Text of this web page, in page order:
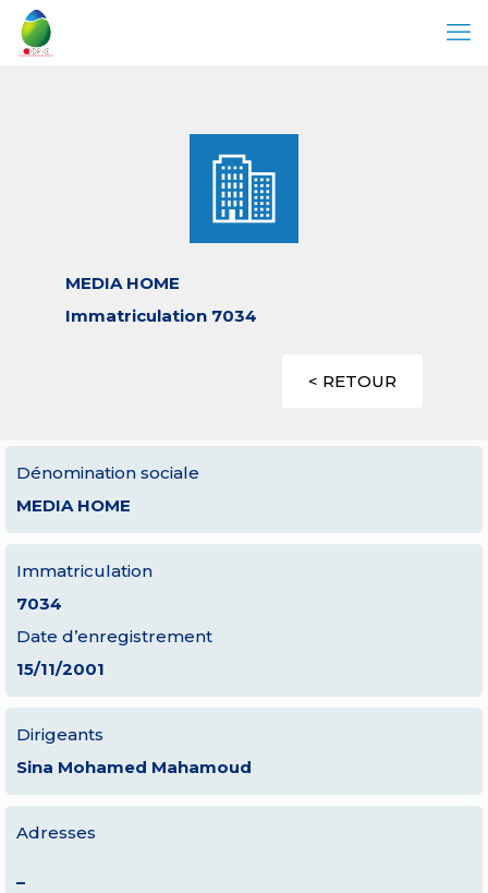
MEDIA HOME
Immatriculation 7034
< RETOUR
Dénomination sociale
MEDIA HOME
Immatriculation
7034
Date d’enregistrement
15/11/2001
Dirigeants
Sina Mohamed Mahamoud
Adresses
–